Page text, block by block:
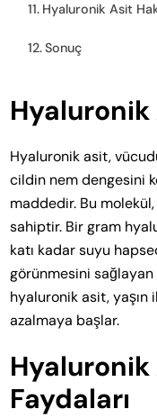
Hyaluronik Asit
Sonuç
Hyaluronik asit,
cildin nem dengesini
maddedir. Bu
sahiptir. Bir gram
katı kadar suyu
görünmesini
hyaluronik asit, yaşın
azalmaya başlar.
Faydaları